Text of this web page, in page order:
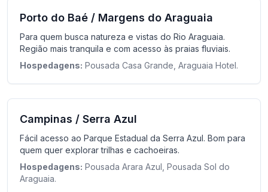
Porto do Baé / Margens do Araguaia
Para quem busca natureza e vistas do Rio Araguaia.
Região mais tranquila e com acesso às praias fluviais.
Hospedagens: Pousada Casa Grande, Araguaia Hotel.
Campinas / Serra Azul
Fácil acesso ao Parque Estadual da Serra Azul. Bom para
quem quer explorar trilhas e cachoeiras.
Hospedagens: Pousada Arara Azul, Pousada Sol do
Araguaia.